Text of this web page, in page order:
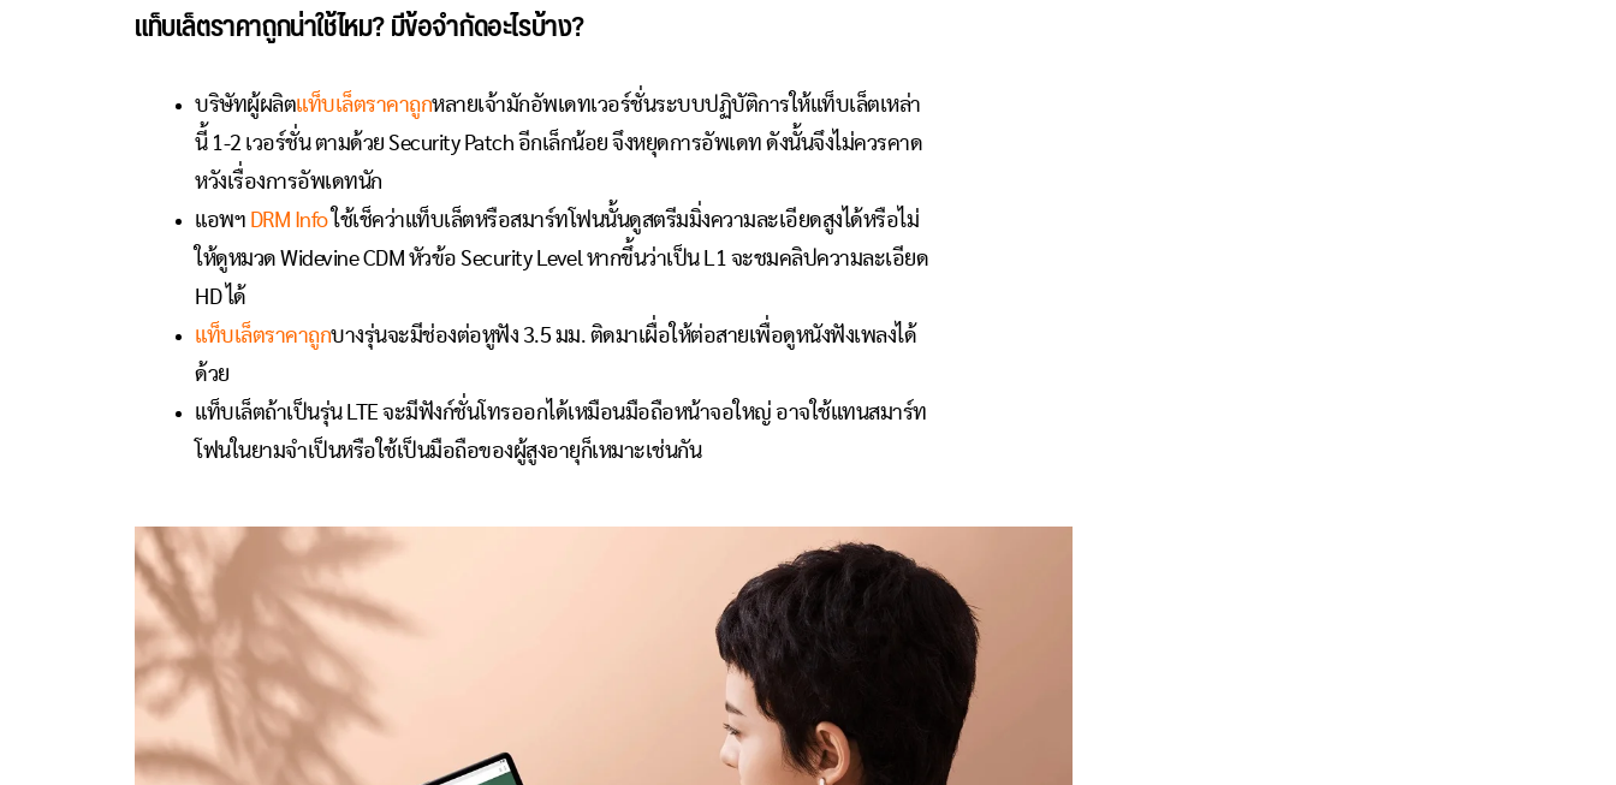
แท็บเล็ตราคาถูกน่าใช้ไหม? มีข้อจำกัดอะไรบ้าง?
บริษัทผู้ผลิตแท็บเล็ตราคาถูกหลายเจ้ามักอัพเดทเวอร์ชั่นระบบปฏิบัติการให้แท็บเล็ตเหล่า
นี้ 1-2 เวอร์ชั่น ตามด้วย Security Patch อีกเล็กน้อย จึงหยุดการอัพเดท ดังนั้นจึงไม่ควรคาด
หวังเรื่องการอัพเดทนัก
แอพฯ DRM Infoใช้เช็คว่าแท็บเล็ตหรือสมาร์ทโฟนนั้นดูสตรีมมิ่งความละเอียดสูงได้หรือไม่
ให้ดูหมวด Widevine CDM หัวข้อ Security Level หากขึ้นว่าเป็น L1 จะชมคลิปความละเอียด
HD ได้
แท็บเล็ตราคาถูกบางรุ่นจะมีช่องต่อหูฟัง 3.5 มม. ติดมาเผื่อให้ต่อสายเพื่อดูหนังฟังเพลงได้
ด้วย
แท็บเล็ตถ้าเป็นรุ่น LTE จะมีฟังก์ชั่นโทรออกได้เหมือนมือถือหน้าจอใหญ่ อาจใช้แทนสมาร์ท
โฟนในยามจำเป็นหรือใช้เป็นมือถือของผู้สูงอายุก็เหมาะเช่นกัน